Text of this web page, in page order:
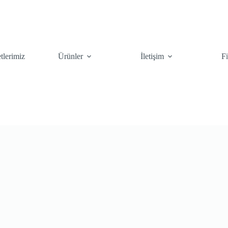
Ürünler İletişim